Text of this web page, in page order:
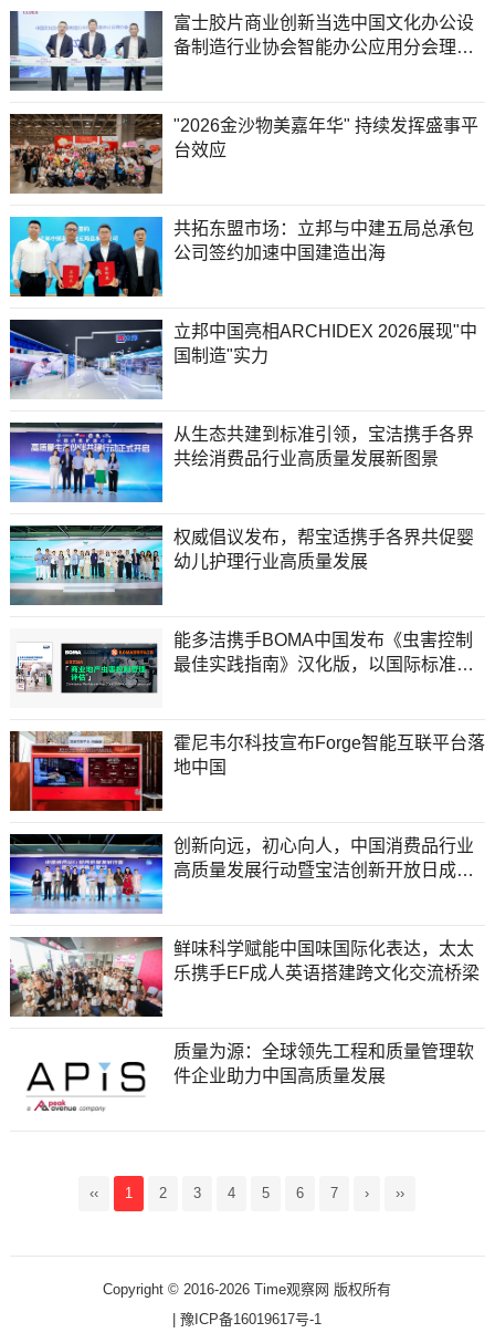
富士胶片商业创新当选中国文化办公设
备制造行业协会智能办公应用分会理事
"2026金沙物美嘉年华" 持续发挥盛事平
台效应
共拓东盟市场：立邦与中建五局总承包
公司签约加速中国建造出海
立邦中国亮相ARCHIDEX 2026展现"中
国制造"实力
从生态共建到标准引领，宝洁携手各界
共绘消费品行业高质量发展新图景
权威倡议发布，帮宝适携手各界共促婴
幼儿护理行业高质量发展
能多洁携手BOMA中国发布《虫害控制
最佳实践指南》汉化版，以国际标准筑
霍尼韦尔科技宣布Forge智能互联平台落
地中国
创新向远，初心向人，中国消费品行业
高质量发展行动暨宝洁创新开放日成功
鲜味科学赋能中国味国际化表达，太太
乐携手EF成人英语搭建跨文化交流桥梁
质量为源：全球领先工程和质量管理软
件企业助力中国高质量发展
‹‹ 1 2 3 4 5 6 7 › ››
Copyright © 2016-2026 Time观察网 版权所有
|豫ICP备16019617号-1